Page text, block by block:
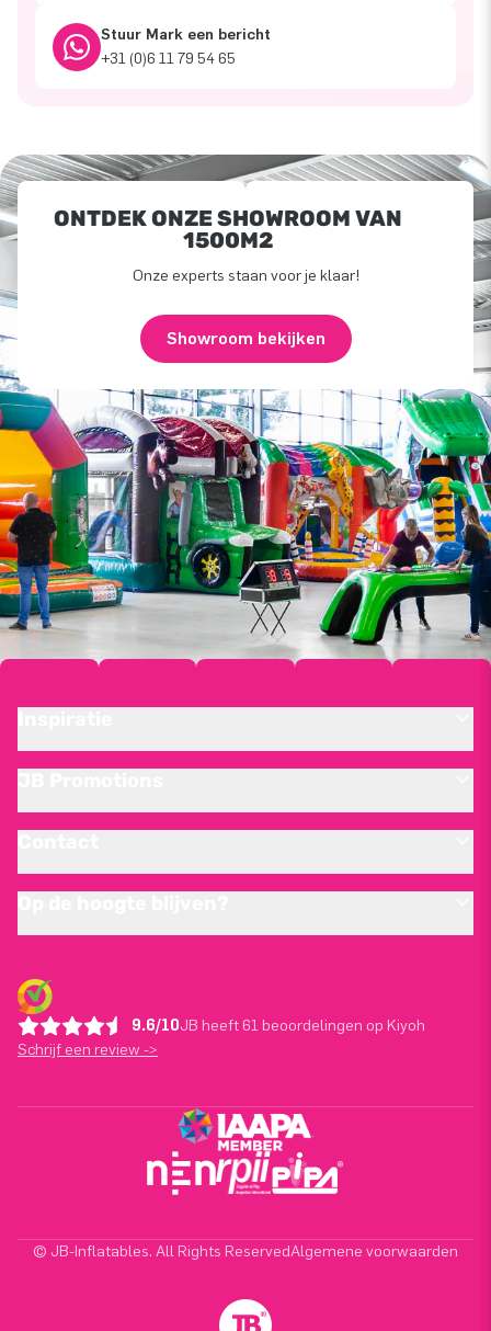
Stuur Mark een bericht
+31 (0)6 11 79 54 65
ONTDEK ONZE SHOWROOM VAN
1500M2
Onze experts staan voor je klaar!
Showroom bekijken
9.6/10JB heeft 61 beoordelingen op Kiyoh
Schrijf een review ->
© JB-Inflatables. All Rights ReservedAlgemene voorwaarden